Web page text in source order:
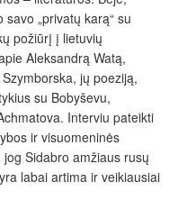
„privatų karą“ su
požiūrį į lietuvių
Aleksandrą Watą,
jų poeziją,
su Bobyševu,
Interviu pateikti
ir visuomeninės
Sidabro amžiaus rusų
labai artima ir veikiausiai